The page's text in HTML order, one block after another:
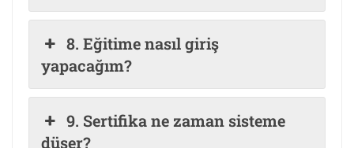
8. Eğitime nasıl giriş
yapacağım?
9. Sertifika ne zaman sisteme
düşer?